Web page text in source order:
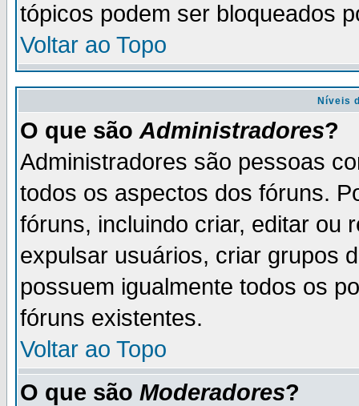
tópicos podem ser bloqueados
Voltar ao Topo
Níveis
O que são Administradores?
Administradores são pessoas
todos os aspectos dos fóruns.
fóruns, incluindo criar, editar ou
expulsar usuários, criar grupos
possuem igualmente todos os
fóruns existentes.
Voltar ao Topo
O que são Moderadores?